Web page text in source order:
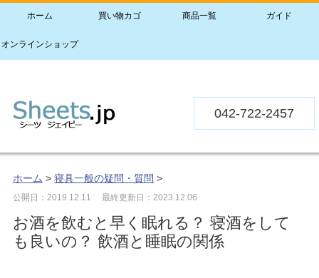
ホーム 買い物カゴ 商品一覧 ガイド
オンラインショップ
042-722-2457
ホーム > 寝具一般の疑問・質問 >
公開日：2019.12.11 最終更新日：2023.12.06
お酒を飲むと早く眠れる？ 寝酒をして
も良いの？ 飲酒と睡眠の関係